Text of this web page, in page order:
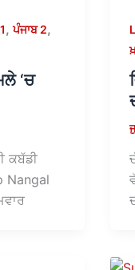
,ਪੰਜਾਬ 2,
‘ਚ
ਕਬੱਡੀ
Nangal